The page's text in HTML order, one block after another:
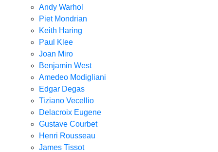
Andy Warhol
Piet Mondrian
Keith Haring
Paul Klee
Joan Miro
Benjamin West
Amedeo Modigliani
Edgar Degas
Tiziano Vecellio
Delacroix Eugene
Gustave Courbet
Henri Rousseau
James Tissot